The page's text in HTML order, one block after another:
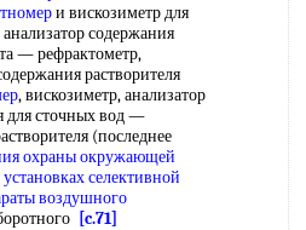
и вискозиметр для
содержания
— рефрактометр,
растворителя
, вискозиметр, анализатор
для сточных вод —
(последнее
охраны окружающей
установках селективной
воздушного
[c.71]